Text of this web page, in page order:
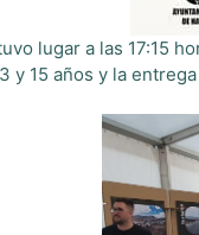
lugar a las 17:15
y 15 años y la